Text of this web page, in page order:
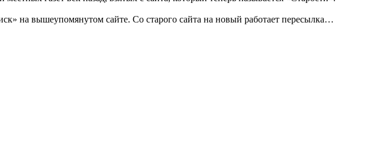
на вышеупомянутом сайте. Со старого сайта на новый работает пересылка…